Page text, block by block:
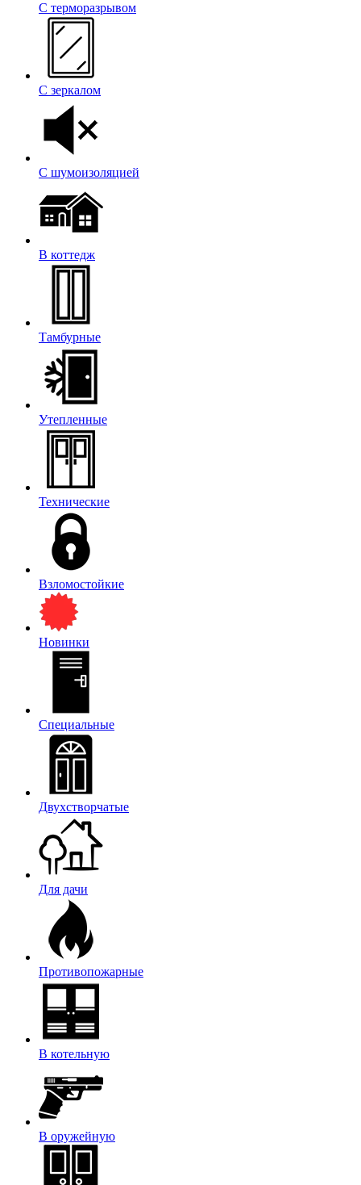
С терморазрывом
С зеркалом
С шумоизоляцией
В коттедж
Тамбурные
Утепленные
Технические
Взломостойкие
Новинки
Специальные
Двухстворчатые
Для дачи
Противопожарные
В котельную
В оружейную